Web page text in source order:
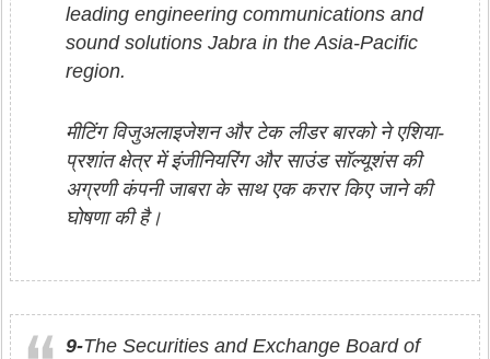
leading engineering communications and
sound solutions Jabra in the Asia-Pacific
region.
मीटिंग विजुअलाइजेशन और टेक लीडर बारको ने एशिया-
प्रशांत क्षेत्र में इंजीनियरिंग और साउंड सॉल्यूशंस की
अग्रणी कंपनी जाबरा के साथ एक करार किए जाने की
घोषणा की है।
9-The Securities and Exchange Board of